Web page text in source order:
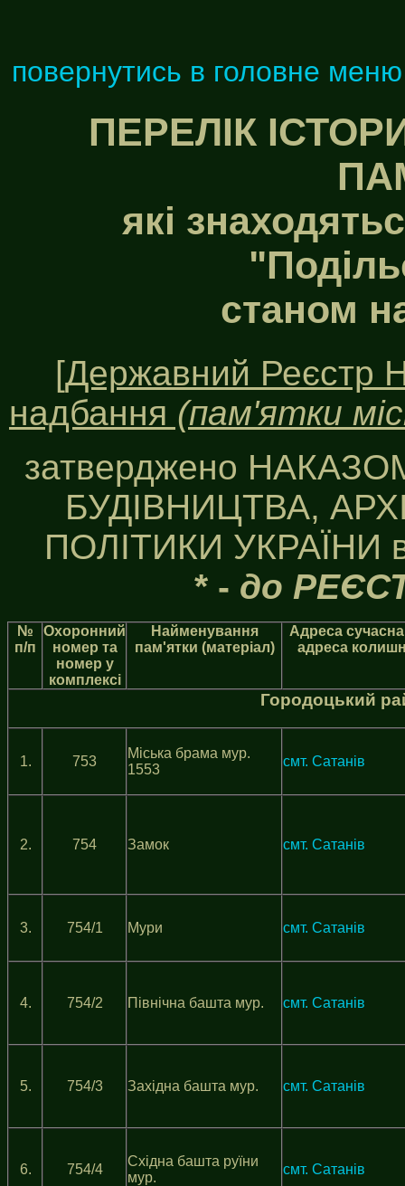
повернутись в головне меню
ПЕРЕЛІК
які
станом
[Державний Реєстр
надбання (пам'ятки
затверджено
БУДІВНИЦТВА,
ПОЛІТИКИ УКРАЇНИ
* - до
№
п/п
Охоронний
номер та
номер у
комплексi
Найменування
пам'ятки (матерiал)
Адреса сучасна
адреса
Городоцький
1. 753
Міська брама мур.
1553
смт. Сатанів
2. 754 Замок смт. Сатанів
3. 754/1 Мури смт. Сатанів
4. 754/2 Північна башта мур. смт. Сатанів
5. 754/3 Західна башта мур. смт. Сатанів
6. 754/4
Східна башта руїни
мур.
смт. Сатанів